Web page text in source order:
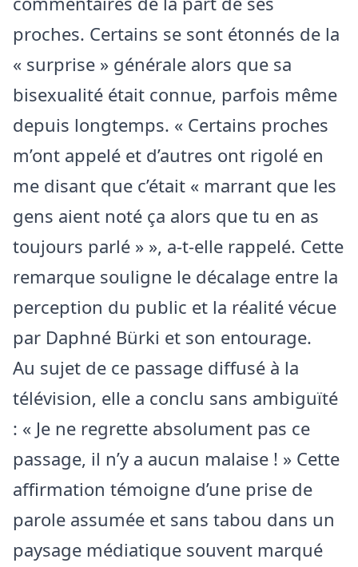
proches. Certains se sont étonnés de la
« surprise » générale alors que sa
bisexualité était connue, parfois même
depuis longtemps. « Certains proches
m’ont appelé et d’autres ont rigolé en
me disant que c’était « marrant que les
gens aient noté ça alors que tu en as
toujours parlé » », a-t-elle rappelé. Cette
remarque souligne le décalage entre la
perception du public et la réalité vécue
par Daphné Bürki et son entourage.
Au sujet de ce passage diffusé à la
télévision, elle a conclu sans ambiguïté
: « Je ne regrette absolument pas ce
passage, il n’y a aucun malaise ! » Cette
affirmation témoigne d’une prise de
parole assumée et sans tabou dans un
paysage médiatique souvent marqué